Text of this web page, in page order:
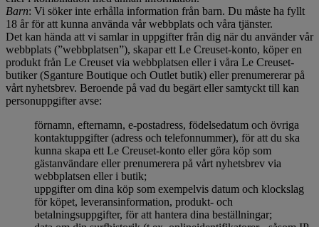
Barn: Vi söker inte erhålla information från barn. Du måste ha fyllt
18 år för att kunna använda vår webbplats och våra tjänster.
Det kan hända att vi samlar in uppgifter från dig när du använder vår
webbplats (”webbplatsen”), skapar ett Le Creuset-konto, köper en
produkt från Le Creuset via webbplatsen eller i våra Le Creuset-
butiker (Sganture Boutique och Outlet butik) eller prenumererar på
vårt nyhetsbrev. Beroende på vad du begärt eller samtyckt till kan
personuppgifter avse:
förnamn, efternamn, e-postadress, födelsedatum och övriga
kontaktuppgifter (adress och telefonnummer), för att du ska
kunna skapa ett Le Creuset-konto eller göra köp som
gästanvändare eller prenumerera på vårt nyhetsbrev via
webbplatsen eller i butik;
uppgifter om dina köp som exempelvis datum och klockslag
för köpet, leveransinformation, produkt- och
betalningsuppgifter, för att hantera dina beställningar;